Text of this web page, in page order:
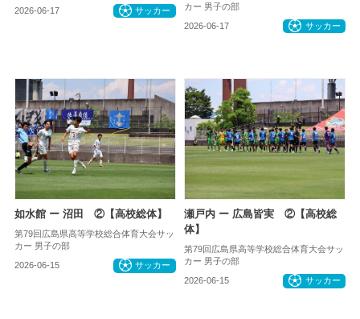
2026-06-17 サッカー
カー 男子の部
2026-06-17 サッカー
如水館 ー 沼田 ②【高校総体】
第79回広島県高等学校総合体育大会サッ
カー 男子の部
2026-06-15 サッカー
瀬戸内 ー 広島皆実 ②【高校総
体】
第79回広島県高等学校総合体育大会サッ
カー 男子の部
2026-06-15 サッカー